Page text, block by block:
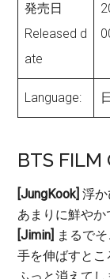
発売日
Released d
ate
Language:
BTS FILM
[JungKook]浮
あまりに鮮やか
[Jimin] まるで
手を伸ばすとこ